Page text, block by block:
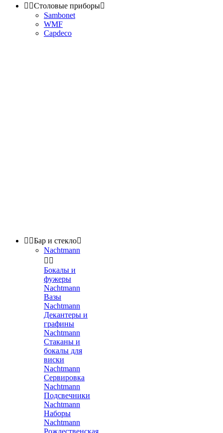
 Столовые приборы
Sambonet
WMF
Capdeco
 Бар и стекло
Nachtmann
 
Бокалы и
фужеры
Nachtmann
Вазы
Nachtmann
Декантеры и
графины
Nachtmann
Стаканы и
бокалы для
виски
Nachtmann
Сервировка
Nachtmann
Подсвечники
Nachtmann
Наборы
Nachtmann
Рождественская